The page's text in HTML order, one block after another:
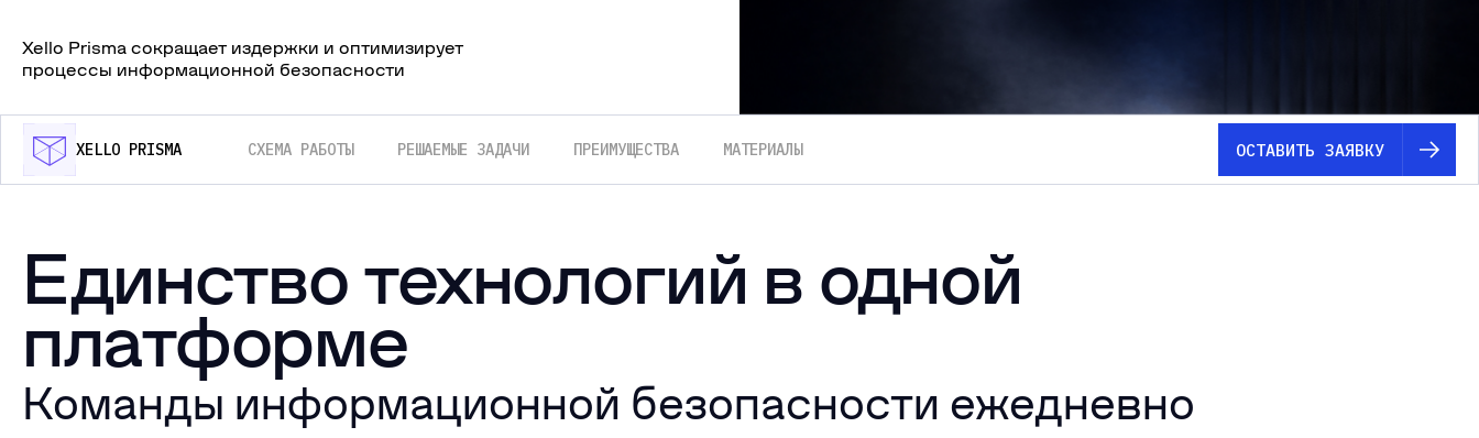
Xello Prisma сокращает издержки и оптимизирует
процессы информационной безопасности
XELLO PRISMA СХЕМА РАБОТЫ РЕШАЕМЫЕ ЗАДАЧИ ПРЕИМУЩЕСТВА МАТЕРИАЛЫ ОСТАВИТЬ ЗАЯВКУ
Единство технологий в одной
платформе
Команды информационной безопасности ежедневно